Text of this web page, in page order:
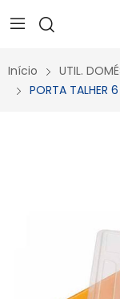
Início UTIL.
PORTA TALHER